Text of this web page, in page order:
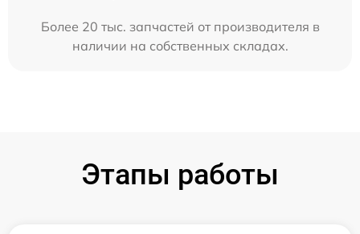
Более 20 тыс. запчастей от производителя в
наличии на собственных складах.
Этапы работы